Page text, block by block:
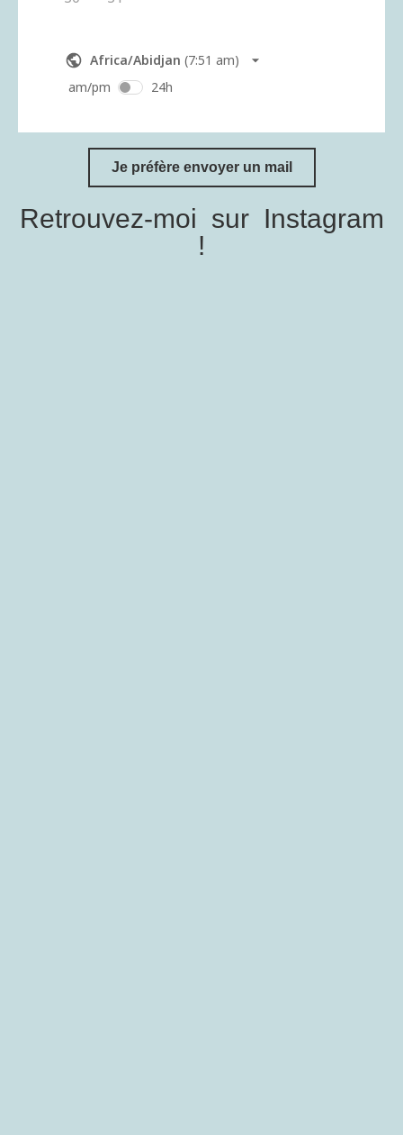
Je préfère envoyer un mail
Retrouvez-moi sur Instagram
!